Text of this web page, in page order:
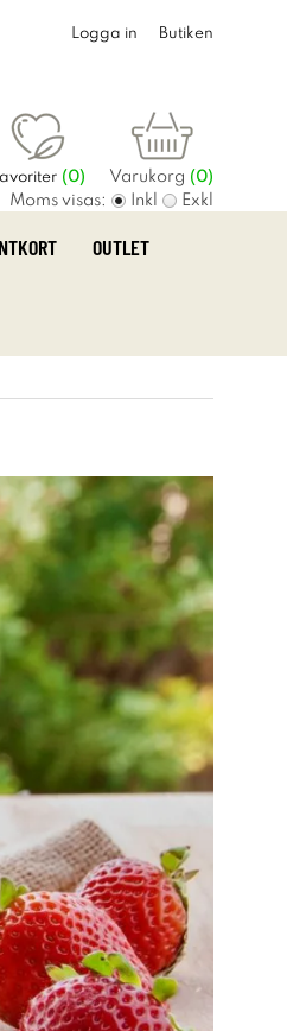
Logga in Butiken
(0) Varukorg (0)
Moms visas: Inkl Exkl
OUTLET